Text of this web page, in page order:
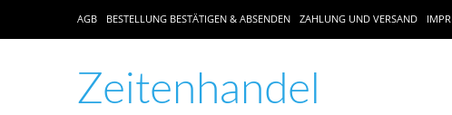
AGB BESTELLUNG BESTÄTIGEN & ABSENDEN ZAHLUNG UND VERSAND
Zeitenhandel